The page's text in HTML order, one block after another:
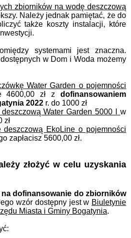
zbiorników na wodę deszczową
Należy jednak pamiętać, że do
także koszty instalacji, które
systemami jest znaczna.
w Dom i Woda możemy
Water Garden o pojemności
4600,00 zł zdofinansowaniem
2022 r. do 1000 zł
Water Garden 5000 l
w
zł
EkoLine o pojemności
zapłacisz 5600,00 zł.
złożyć w celu uzyskania
dofinansowanie do zbiorników
wzór dostępny jest w Biuletynie
Miasta i Gminy Bogatynia.